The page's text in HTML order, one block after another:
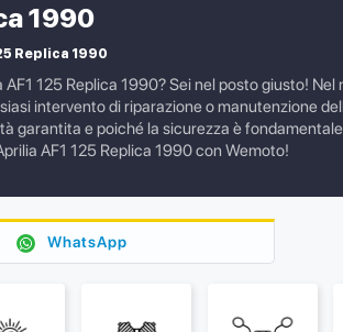
1990
Replica 1990
125 Replica 1990? Sei nel posto giusto!
intervento di riparazione o manutenzione
garantita e poiché la sicurezza è
AF1 125 Replica 1990 con Wemoto!
WhatsApp